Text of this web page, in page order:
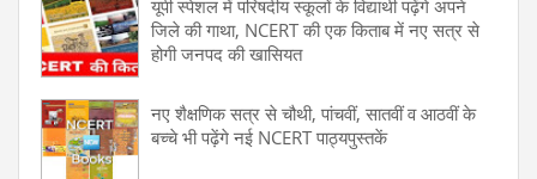
यूपी स्पेशल में परिषदीय स्कूलों के विद्यार्थी पढ़ेंगे अपने
जिले की गाथा, NCERT की एक किताब में नए सत्र से
होगी जनपद की खासियत
नए शैक्षणिक सत्र से चौथी, पांचवीं, सातवीं व आठवीं के
बच्चे भी पढ़ेंगे नई NCERT पाठ्यपुस्तकें